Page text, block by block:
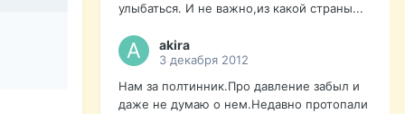
улыбаться. И не важно,из какой страны...
akira
3 декабря 2012
Нам за полтинник.Про давление забыл и
даже не думаю о нем.Недавно протопали